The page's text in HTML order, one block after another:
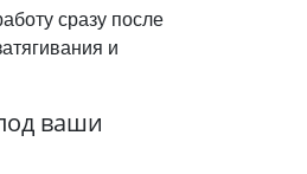
сразу после
и
ваши